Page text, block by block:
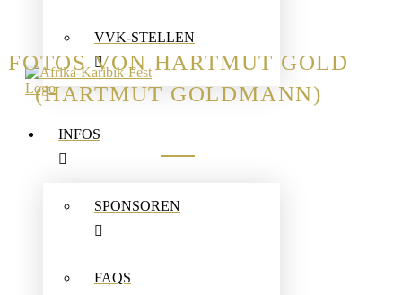
VVK-STELLEN
INFOS
SPONSOREN
FAQS
FOTOS VON HARTMUT GOLD
(HARTMUT GOLDMANN)